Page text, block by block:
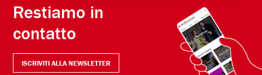
Restiamo in
contatto
ISCRIVITI ALLA NEWSLETTER